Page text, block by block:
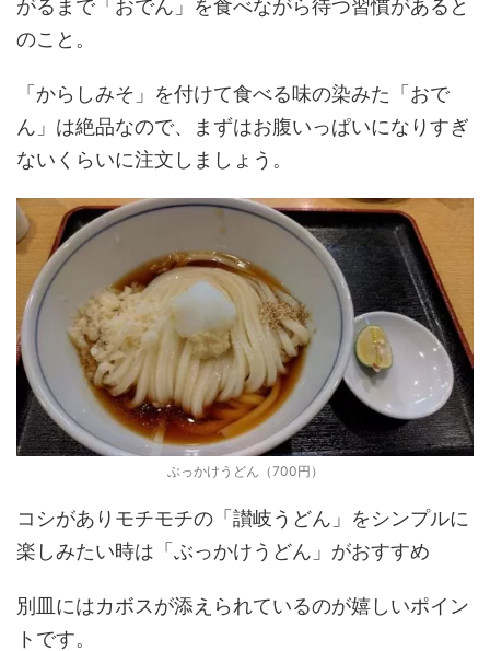
がるまで「おでん」を食べながら待つ習慣があると
のこと。
「からしみそ」を付けて食べる味の染みた「おで
ん」は絶品なので、まずはお腹いっぱいになりすぎ
ないくらいに注文しましょう。
ぶっかけうどん（700円）
コシがありモチモチの「讃岐うどん」をシンプルに
楽しみたい時は「ぶっかけうどん」がおすすめ
別皿にはカボスが添えられているのが嬉しいポイン
トです。